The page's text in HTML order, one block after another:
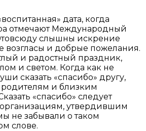
дата, когда
отмечают Международный
слышны искрение
возгласы и добрые пожелания.
и радостный праздник,
и светом. Когда как не
сказать «спасибо» другу,
родителям и близким
«спасибо» следует
утвердившим
не забывали о таком
слове.